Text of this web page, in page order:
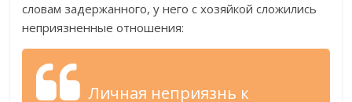
словам задержанного, у него с хозяйкой сложились
неприязненные отношения:
Личная неприязнь к